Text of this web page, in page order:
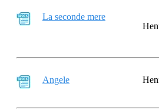
La seconde mere
Angele